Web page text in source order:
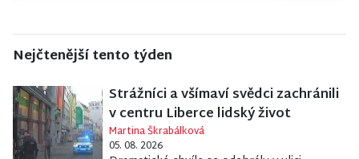
Nejčtenější tento týden
Strážníci a všímaví svědci zachránili
v centru Liberce lidský život
Martina Škrabálková
05. 08. 2026